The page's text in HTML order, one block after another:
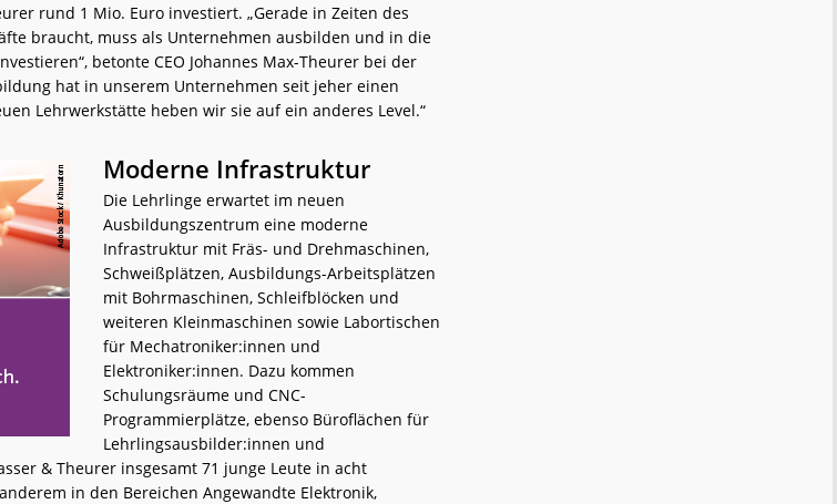
rund 1 Mio. Euro investiert. „Gerade in Zeiten des
braucht, muss als Unternehmen ausbilden und in die
betonte CEO Johannes Max-Theurer bei der
hat in unserem Unternehmen seit jeher einen
Lehrwerkstätte heben wir sie auf ein anderes Level.“
Moderne Infrastruktur
Die Lehrlinge erwartet im neuen
Ausbildungszentrum eine moderne
Infrastruktur mit Fräs- und Drehmaschinen,
Schweißplätzen, Ausbildungs-Arbeitsplätzen
mit Bohrmaschinen, Schleifblöcken und
weiteren Kleinmaschinen sowie Labortischen
für Mechatroniker:innen und
Elektroniker:innen. Dazu kommen
Schulungsräume und CNC-
Programmierplätze, ebenso Büroflächen für
Lehrlingsausbilder:innen und
& Theurer insgesamt 71 junge Leute in acht
in den Bereichen Angewandte Elektronik,